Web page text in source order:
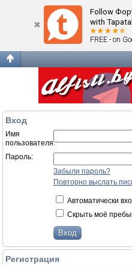
Follow
with
FREE - on
Вход
Имя
пользователя:
Пароль:
Забыли пароль?
Повторно выслать
Автоматически
Скрыть моё
Регистрация